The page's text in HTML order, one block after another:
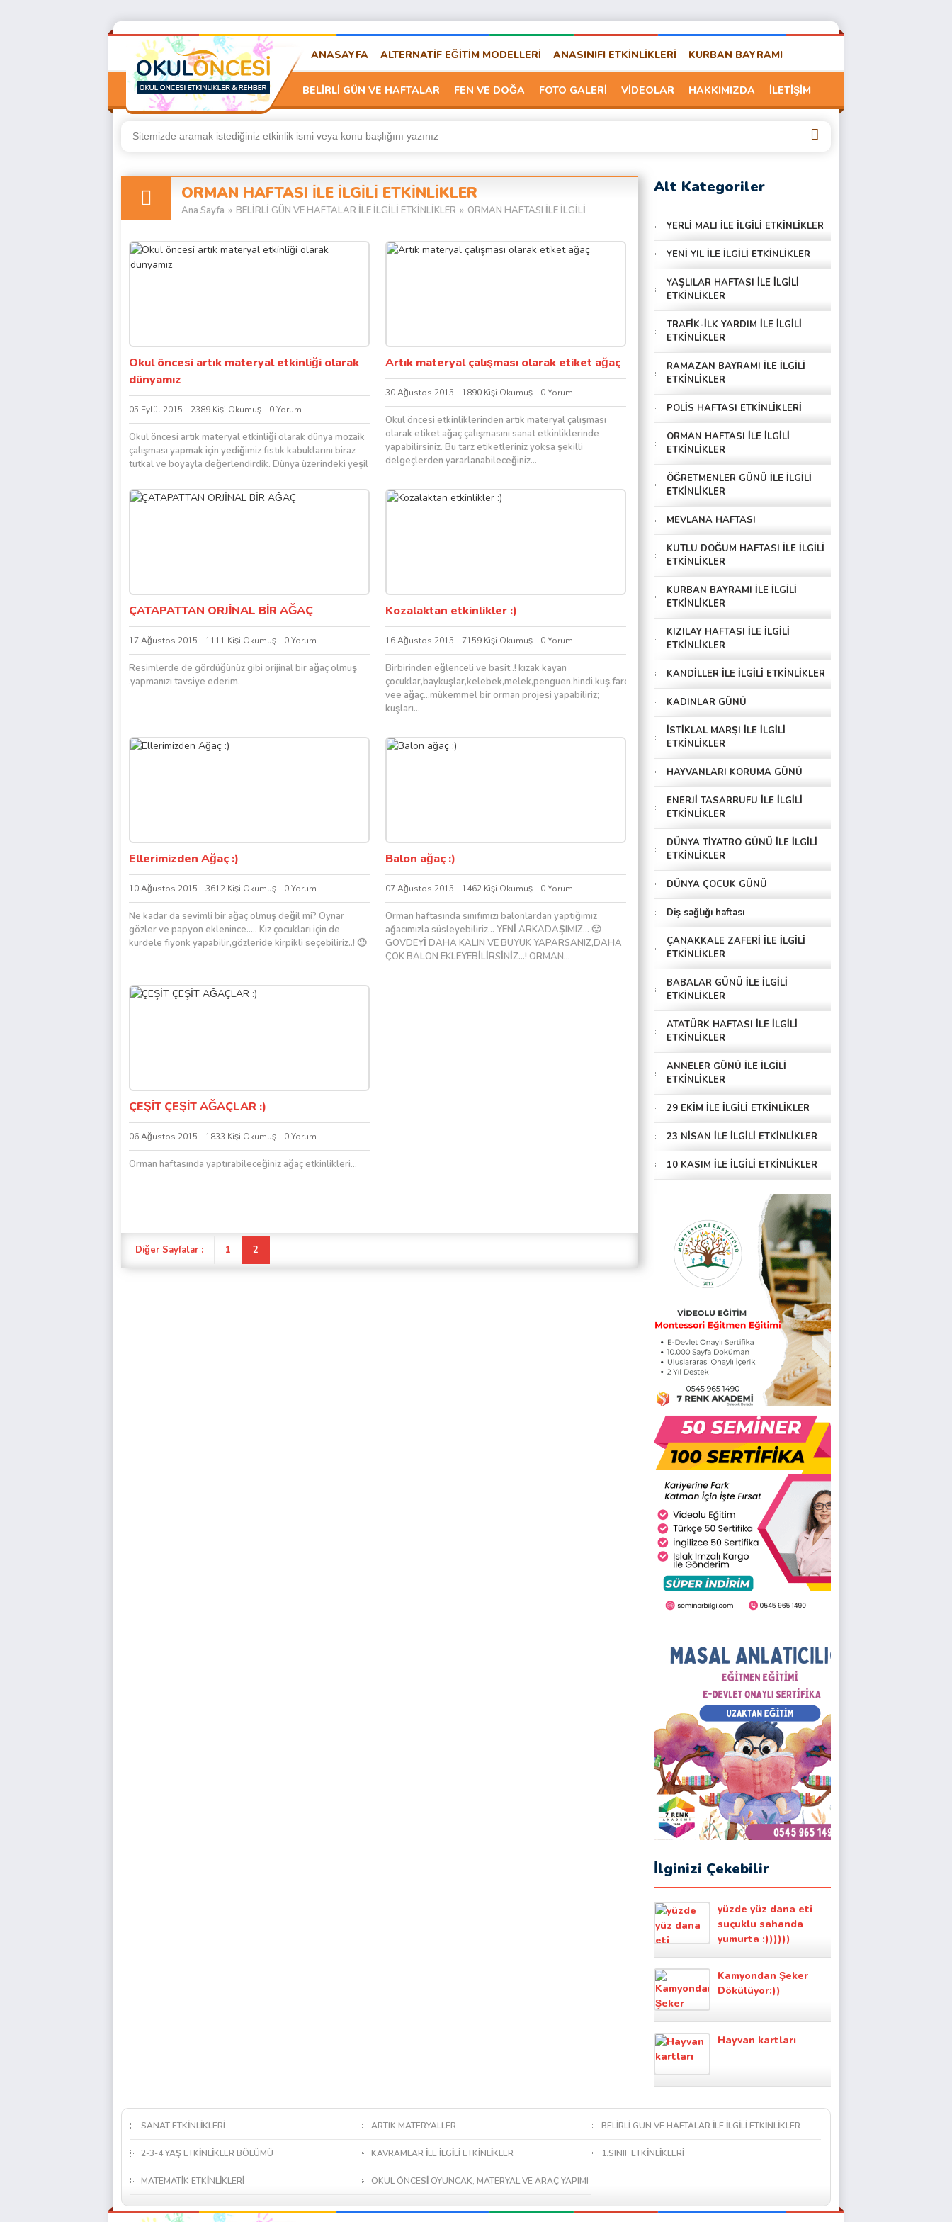
ANASAYFA ALTERNATİF EĞİTİM MODELLERİ ANASINIFI ETKİNLİKLERİ KURBAN BAYRAMI
BELİRLİ GÜN VE HAFTALAR FEN VE DOĞA FOTO GALERİ VİDEOLAR HAKKIMIZDA İLETİŞİM
ORMAN HAFTASI İLE İLGİLİ ETKİNLİKLER
Ana Sayfa » BELİRLİ GÜN VE HAFTALAR İLE İLGİLİ ETKİNLİKLER » ORMAN HAFTASI İLE İLGİLİ
Okul öncesi artık materyal etkinliği olarak
dünyamız
05 Eylül 2015 - 2389 Kişi Okumuş - 0 Yorum
Okul öncesi artık materyal etkinliği olarak dünya mozaik
çalışması yapmak için yediğimiz fıstık kabuklarını biraz
tutkal ve boyayla değerlendirdik. Dünya üzerindeki yeşil
Artık materyal çalışması olarak etiket ağaç
30 Ağustos 2015 - 1890 Kişi Okumuş - 0 Yorum
Okul öncesi etkinliklerinden artık materyal çalışması
olarak etiket ağaç çalışmasını sanat etkinliklerinde
yapabilirsiniz. Bu tarz etiketleriniz yoksa şekilli
delgeçlerden yararlanabileceğiniz...
ÇATAPATTAN ORJİNAL BİR AĞAÇ
17 Ağustos 2015 - 1111 Kişi Okumuş - 0 Yorum
Resimlerde de gördüğünüz gibi orijinal bir ağaç olmuş
.yapmanızı tavsiye ederim.
Kozalaktan etkinlikler :)
16 Ağustos 2015 - 7159 Kişi Okumuş - 0 Yorum
Birbirinden eğlenceli ve basit..! kızak kayan
çocuklar,baykuşlar,kelebek,melek,penguen,hindi,kuş,fare,salyangoz…
vee ağaç…mükemmel bir orman projesi yapabiliriz;
kuşları...
Ellerimizden Ağaç :)
10 Ağustos 2015 - 3612 Kişi Okumuş - 0 Yorum
Ne kadar da sevimli bir ağaç olmuş değil mi? Oynar
gözler ve papyon eklenince….. Kız çocukları için de
kurdele fiyonk yapabilir,gözleride kirpikli seçebiliriz..! 🙂
Balon ağaç :)
07 Ağustos 2015 - 1462 Kişi Okumuş - 0 Yorum
Orman haftasında sınıfımızı balonlardan yaptığımız
ağacımızla süsleyebiliriz… YENİ ARKADAŞIMIZ… 🙂
GÖVDEYİ DAHA KALIN VE BÜYÜK YAPARSANIZ,DAHA
ÇOK BALON EKLEYEBİLİRSİNİZ…! ORMAN...
ÇEŞİT ÇEŞİT AĞAÇLAR :)
06 Ağustos 2015 - 1833 Kişi Okumuş - 0 Yorum
Orman haftasında yaptırabileceğiniz ağaç etkinlikleri…
Diğer Sayfalar : 1 2
Alt Kategoriler
YERLİ MALI İLE İLGİLİ ETKİNLİKLER
YENİ YIL İLE İLGİLİ ETKİNLİKLER
YAŞLILAR HAFTASI İLE İLGİLİ
ETKİNLİKLER
TRAFİK-İLK YARDIM İLE İLGİLİ
ETKİNLİKLER
RAMAZAN BAYRAMI İLE İLGİLİ
ETKİNLİKLER
POLİS HAFTASI ETKİNLİKLERİ
ORMAN HAFTASI İLE İLGİLİ
ETKİNLİKLER
ÖĞRETMENLER GÜNÜ İLE İLGİLİ
ETKİNLİKLER
MEVLANA HAFTASI
KUTLU DOĞUM HAFTASI İLE İLGİLİ
ETKİNLİKLER
KURBAN BAYRAMI İLE İLGİLİ
ETKİNLİKLER
KIZILAY HAFTASI İLE İLGİLİ
ETKİNLİKLER
KANDİLLER İLE İLGİLİ ETKİNLİKLER
KADINLAR GÜNÜ
İSTİKLAL MARŞI İLE İLGİLİ
ETKİNLİKLER
HAYVANLARI KORUMA GÜNÜ
ENERJİ TASARRUFU İLE İLGİLİ
ETKİNLİKLER
DÜNYA TİYATRO GÜNÜ İLE İLGİLİ
ETKİNLİKLER
DÜNYA ÇOCUK GÜNÜ
Diş sağlığı haftası
ÇANAKKALE ZAFERİ İLE İLGİLİ
ETKİNLİKLER
BABALAR GÜNÜ İLE İLGİLİ
ETKİNLİKLER
ATATÜRK HAFTASI İLE İLGİLİ
ETKİNLİKLER
ANNELER GÜNÜ İLE İLGİLİ
ETKİNLİKLER
29 EKİM İLE İLGİLİ ETKİNLİKLER
23 NİSAN İLE İLGİLİ ETKİNLİKLER
10 KASIM İLE İLGİLİ ETKİNLİKLER
İlginizi Çekebilir
yüzde yüz dana eti
suçuklu sahanda
yumurta :))))))
Kamyondan Şeker
Dökülüyor:))
Hayvan kartları
SANAT ETKİNLİKLERİ ARTIK MATERYALLER BELİRLİ GÜN VE HAFTALAR İLE İLGİLİ ETKİNLİKLER
2-3-4 YAŞ ETKİNLİKLER BÖLÜMÜ KAVRAMLAR İLE İLGİLİ ETKİNLİKLER 1.SINIF ETKİNLİKLERİ
MATEMATİK ETKİNLİKLERİ OKUL ÖNCESİ OYUNCAK, MATERYAL VE ARAÇ YAPIMI